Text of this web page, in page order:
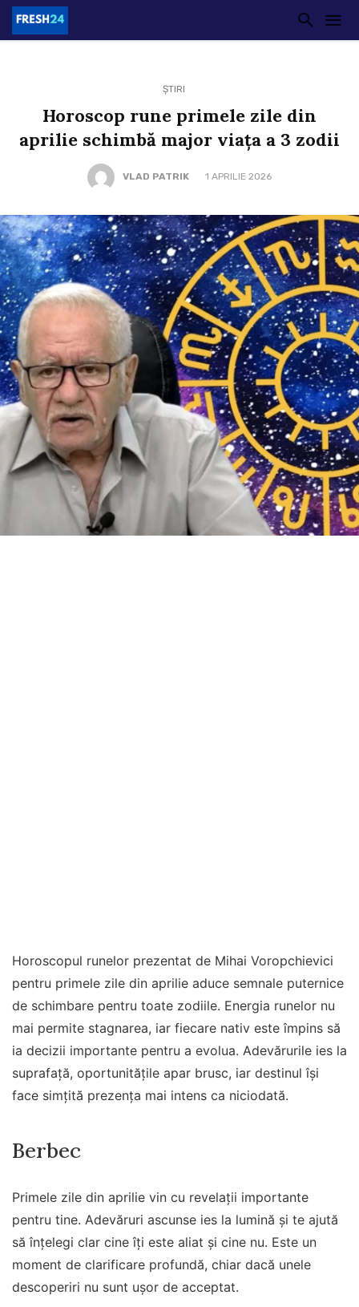
ȘTIRI
Horoscop rune primele zile din
aprilie schimbă major viața a 3 zodii
VLAD PATRIK 1 APRILIE 2026
Horoscopul runelor prezentat de Mihai Voropchievici
pentru primele zile din aprilie aduce semnale puternice
de schimbare pentru toate zodiile. Energia runelor nu
mai permite stagnarea, iar fiecare nativ este împins să
ia decizii importante pentru a evolua. Adevărurile ies la
suprafață, oportunitățile apar brusc, iar destinul își
face simțită prezența mai intens ca niciodată.
Berbec
Primele zile din aprilie vin cu revelații importante
pentru tine. Adevăruri ascunse ies la lumină și te ajută
să înțelegi clar cine îți este aliat și cine nu. Este un
moment de clarificare profundă, chiar dacă unele
descoperiri nu sunt ușor de acceptat.